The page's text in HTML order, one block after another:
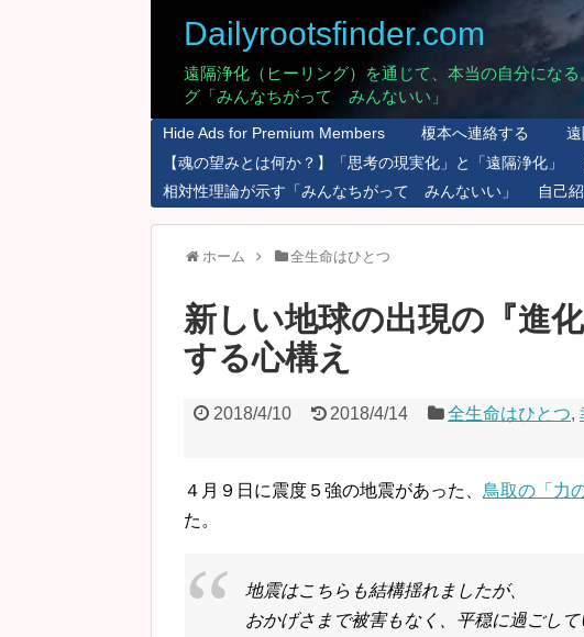
Dailyrootsfinder.com
遠隔浄化（ヒーリング）を通じて、本当の自分にな
グ「みんなちがって みんないい」
Hide Ads for Premium Members 榎本へ連絡する 遠
【魂の望みとは何か？】「思考の現実化」と「遠隔浄化」
相対性理論が示す「みんなちがって みんないい」
自己
ホーム 全生命はひとつ
新しい地球の出現の『進
する心構え
2018/4/10 2018/4/14 全生命はひとつ,
４月９日に震度５強の地震があった、 鳥取の「力
た。
地震はこちらも結構揺れましたが、
おかげさまで被害もなく、平穏に過ごして